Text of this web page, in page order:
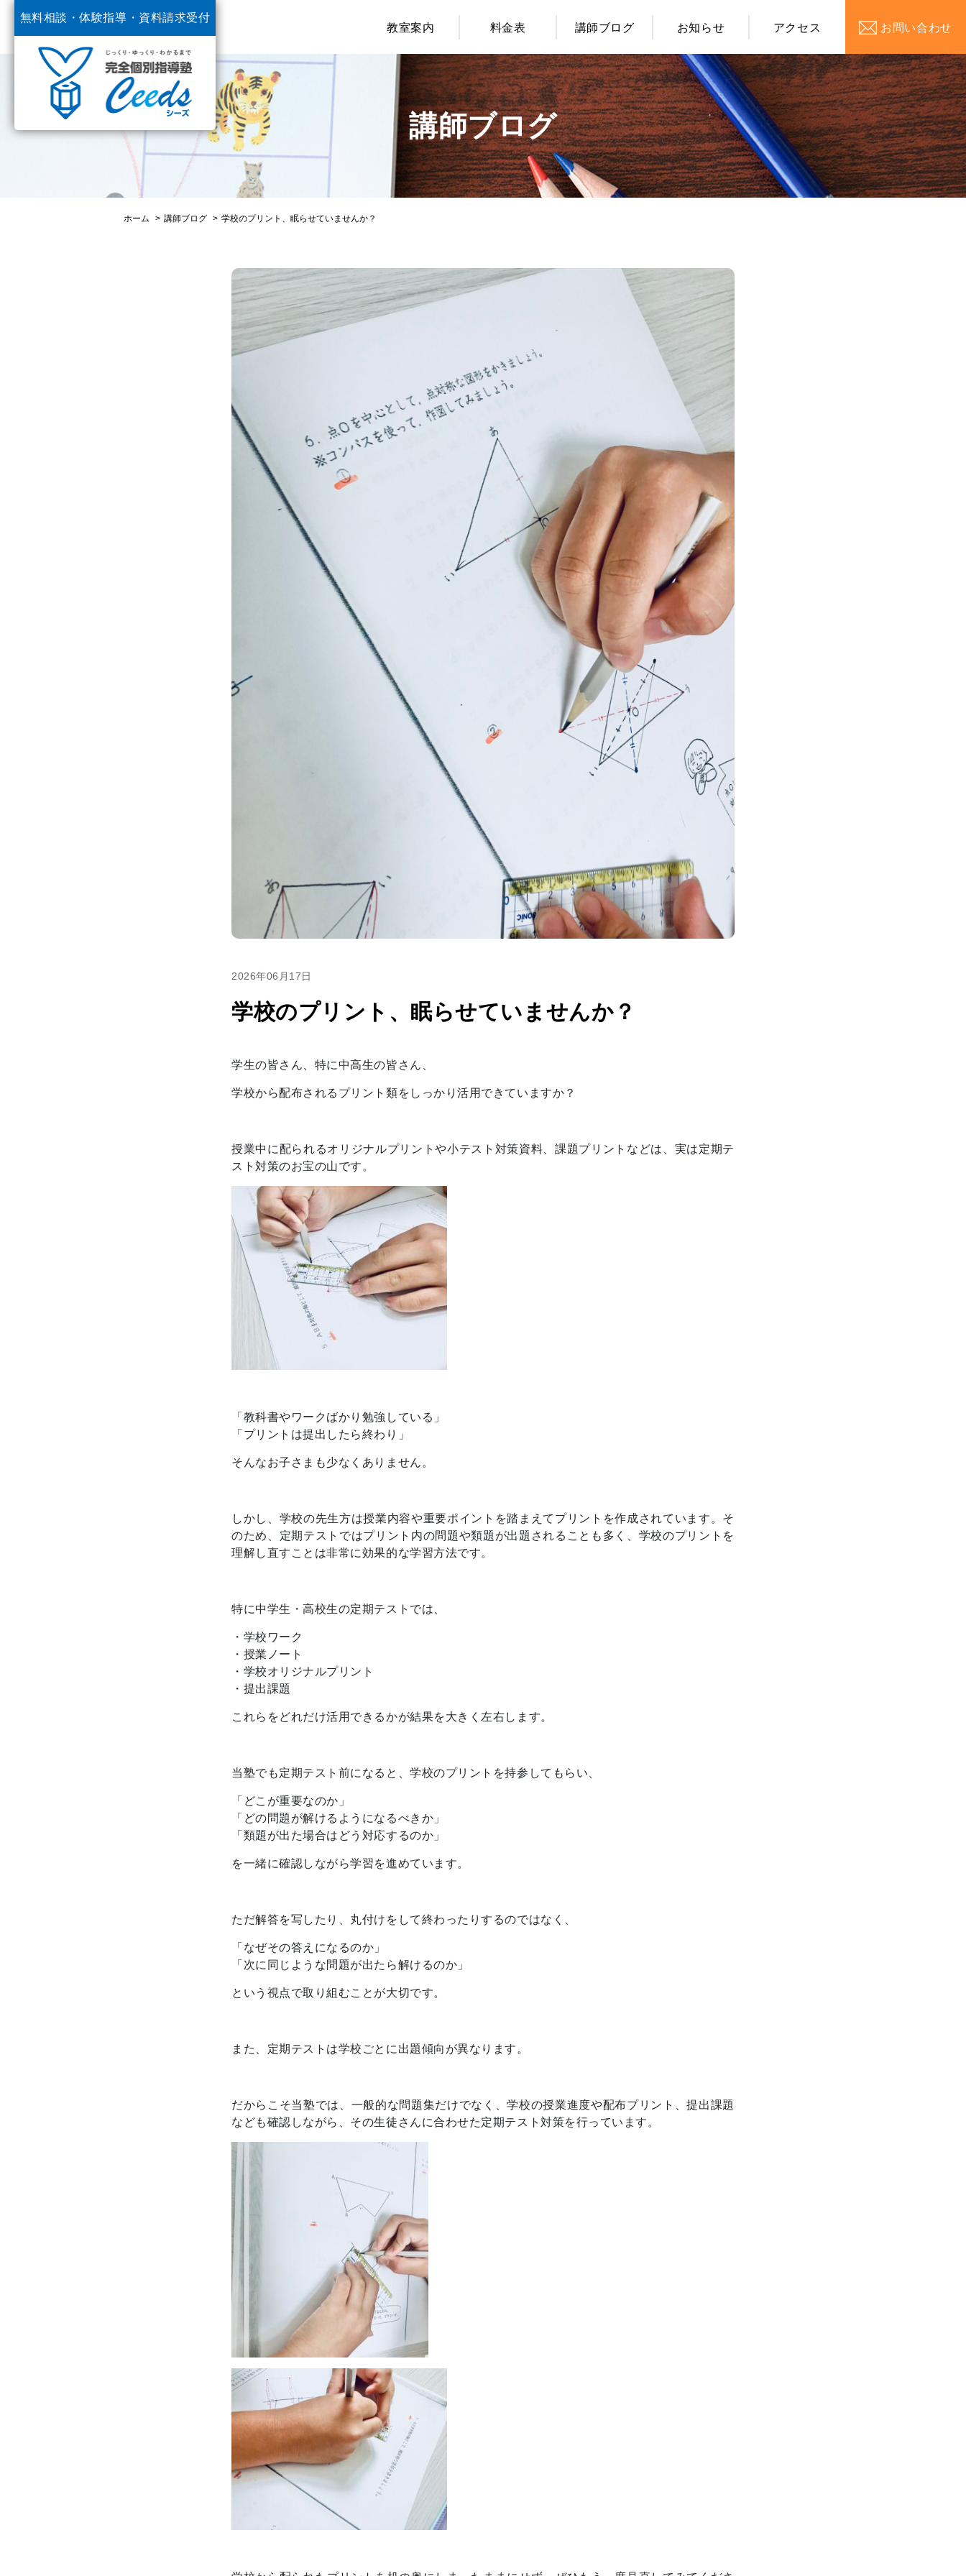
無料相談・体験指導・ 資料請求受付
中
教室案内 料金表 講師ブログ お知らせ アクセス お問い合わせ
講師ブログ
ホーム 講師ブログ 学校のプリント、眠らせていませんか？
2026年06月17日
学校のプリント、眠らせていませんか？
学生の皆さん、特に中高生の皆さん、
学校から配布されるプリント類をしっかり活用できていますか？
授業中に配られるオリジナルプリントや小テスト対策資料、課題プリントなどは、実は定期テ
スト対策のお宝の山です。
「教科書やワークばかり勉強している」
「プリントは提出したら終わり」
そんなお子さまも少なくありません。
しかし、学校の先生方は授業内容や重要ポイントを踏まえてプリントを作成されています。そ
のため、定期テストではプリント内の問題や類題が出題されることも多く、学校のプリントを
理解し直すことは非常に効果的な学習方法です。
特に中学生・高校生の定期テストでは、
・学校ワーク
・授業ノート
・学校オリジナルプリント
・提出課題
これらをどれだけ活用できるかが結果を大きく左右します。
当塾でも定期テスト前になると、学校のプリントを持参してもらい、
「どこが重要なのか」
「どの問題が解けるようになるべきか」
「類題が出た場合はどう対応するのか」
を一緒に確認しながら学習を進めています。
ただ解答を写したり、丸付けをして終わったりするのではなく、
「なぜその答えになるのか」
「次に同じような問題が出たら解けるのか」
という視点で取り組むことが大切です。
また、定期テストは学校ごとに出題傾向が異なります。
だからこそ当塾では、一般的な問題集だけでなく、学校の授業進度や配布プリント、提出課題
なども確認しながら、その生徒さんに合わせた定期テスト対策を行っています。